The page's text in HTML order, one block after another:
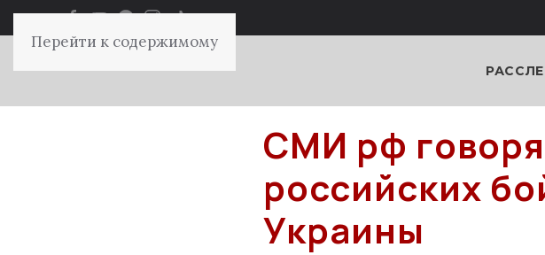
Перейти к содержимому
СМИ рф
российских
Украины